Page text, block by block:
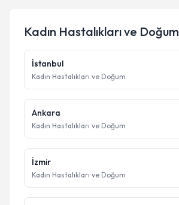
Kadın Hastalıkları ve Doğum
İstanbul
Kadın Hastalıkları ve Doğum
Ankara
Kadın Hastalıkları ve Doğum
İzmir
Kadın Hastalıkları ve Doğum